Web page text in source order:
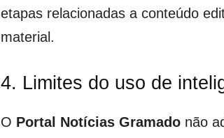
etapas relacionadas a conteúdo
material.
4. Limites do uso de
O Portal Notícias Gramado não